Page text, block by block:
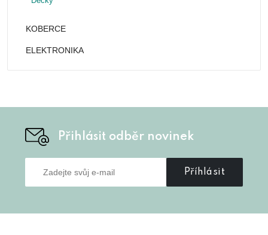
KOBERCE
ELEKTRONIKA
Přihlásit odběr novinek
Příhlásit